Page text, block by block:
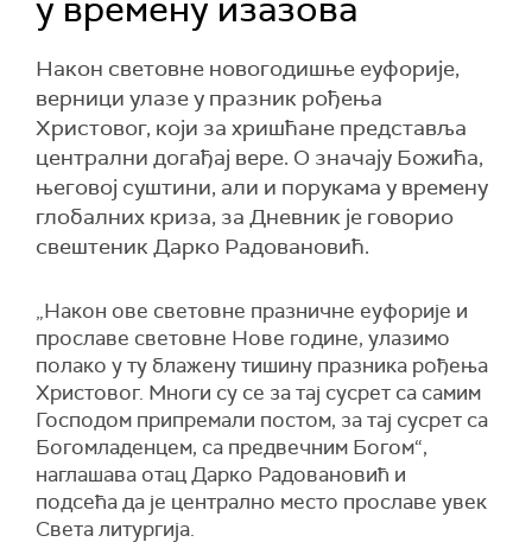
Након световне новогодишње еуфорије,
верници улазе у празник рођења
Христовог, који за хришћане представља
централни догађај вере. О значају Божића,
његовој суштини, али и порукама у времену
глобалних криза, за Дневник је говорио
свештеник Дарко Радовановић.
„Након ове световне празничне еуфорије и
прославе световне Нове године, улазимо
полако у ту блажену тишину празника рођења
Христовог. Многи су се за тај сусрет са самим
Господом припремали постом, за тај сусрет са
Богомладенцем, са предвечним Богом“,
наглашава отац Дарко Радовановић и
подсећа да је централно место прославе увек
Света литургија.